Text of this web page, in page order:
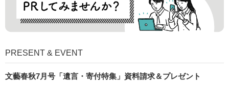
PRESENT & EVENT
文藝春秋7月号「遺言・寄付特集」資料請求＆プレゼント